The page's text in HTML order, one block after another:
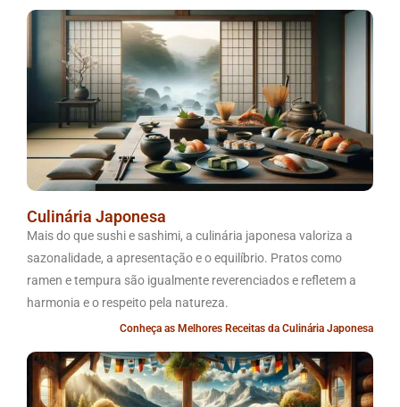
Culinária Japonesa
Mais do que sushi e sashimi, a culinária japonesa valoriza a
sazonalidade, a apresentação e o equilíbrio. Pratos como
ramen e tempura são igualmente reverenciados e refletem a
harmonia e o respeito pela natureza.
Conheça as Melhores Receitas da Culinária Japonesa